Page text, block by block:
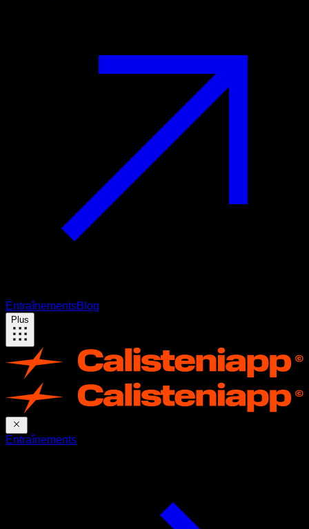
EntraînementsBlog
Plus
Entraînements